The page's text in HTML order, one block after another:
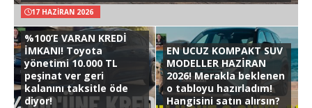
17 HAZIRAN 2026
%100’E VARAN KREDİ
İMKANI! Toyota
yönetimi 10.000 TL
peşinat ver geri
kalanını taksitle öde
diyor!
EN UCUZ KOMPAKT SUV
MODELLER HAZİRAN
2026! Merakla beklenen
o tabloyu hazırladım!
Hangisini satın alırsın?